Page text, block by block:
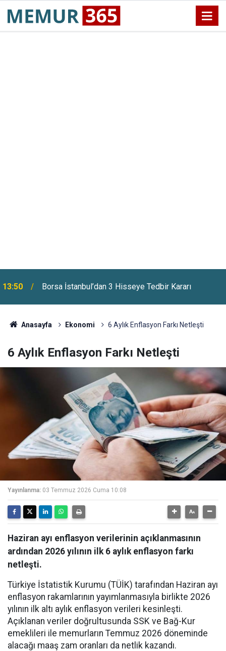
13:50 Borsa İstanbul’dan 3 Hisseye Tedbir Kararı
Anasayfa Ekonomi 6 Aylık Enflasyon Farkı Netleşti
6 Aylık Enflasyon Farkı Netleşti
Yayınlanma: 03 Temmuz 2026 Cuma 10:08
Haziran ayı enflasyon verilerinin açıklanmasının
ardından 2026 yılının ilk 6 aylık enflasyon farkı
netleşti.
Türkiye İstatistik Kurumu (TÜİK) tarafından Haziran ayı
enflasyon rakamlarının yayımlanmasıyla birlikte 2026
yılının ilk altı aylık enflasyon verileri kesinleşti.
Açıklanan veriler doğrultusunda SSK ve Bağ-Kur
emeklileri ile memurların Temmuz 2026 döneminde
alacağı maaş zam oranları da netlik kazandı.